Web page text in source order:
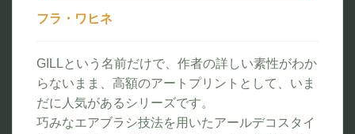
フラ・ワヒネ
GILLという名前だけで、作者の詳しい素性がわか
らないまま、高額のアートプリントとして、いま
だに人気があるシリーズです。
巧みなエアブラシ技法を用いたアールデコスタイ